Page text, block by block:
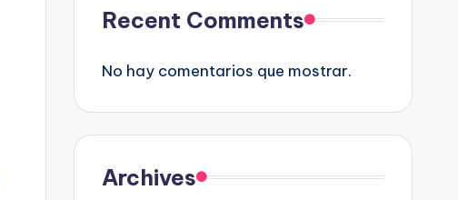
Recent Comments
No hay comentarios que mostrar.
Archives